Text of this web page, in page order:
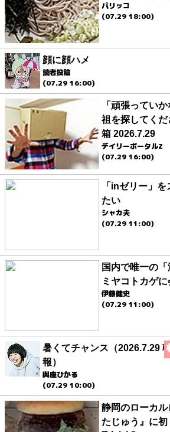
パリッコ
(07.29 18:00)
顔に顔ハメ
読者投稿
(07.29 16:00)
「頑張ってい
祖を探してく
箱 2026.7.29
デイリーポータルZ
(07.29 16:00)
「inゼリー」
たい
シャカ夫
(07.29 11:00)
国内で唯一の「
ミヤコトカゲに
伊藤健史
(07.29 11:00)
暑くてチャンス（2026.7.29
報）
與座ひかる
(07.29 10:00)
静岡のローカ
たじゅう』に初